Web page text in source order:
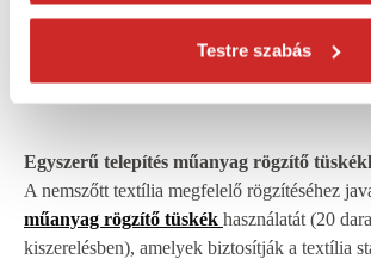
Testre szabás
Egyszerű telepítés műanyag rögzítő
A nemszőtt textília megfelelő rögzítéséhez
műanyag rögzítő tüskék használatát (20
kiszerelésben), amelyek biztosítják a textília